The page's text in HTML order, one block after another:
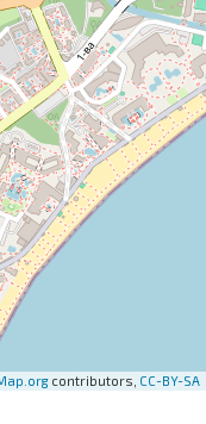
contributors, CC-BY-SA